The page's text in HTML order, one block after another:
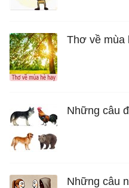
Thơ về mùa
Những câu
Những câu